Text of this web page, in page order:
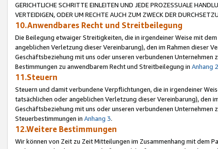
GERICHTLICHE SCHRITTE EINLEITEN UND JEDE PROZESSUALE
VERTEIDIGEN, ODER UM RECHTE AUCH ZUM ZWECK DER
10.Anwendbares Recht und Streitbeilegung
Die Beilegung etwaiger Streitigkeiten, die in irgendeiner Weise mit
angeblichen Verletzung dieser Vereinbarung), den im Rahmen dieser
Geschäftsbeziehung mit uns oder unseren verbundenen
Bestimmungen zu anwendbarem Recht und Streitbeilegung in Anhang 2
11.Steuern
Steuern und damit verbundene Verpflichtungen, die in irgendeiner
tatsächlichen oder angeblichen Verletzung dieser Vereinbarung), den
Geschäftsbeziehung mit uns oder unseren verbundenen
Steuerbestimmungen in Anhang 3.
12.Weitere Bestimmungen
Wir können von Zeit zu Zeit Mitteilungen im Zusammenhang mit dem